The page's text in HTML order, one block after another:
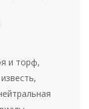
и торф,